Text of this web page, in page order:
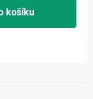
košíku